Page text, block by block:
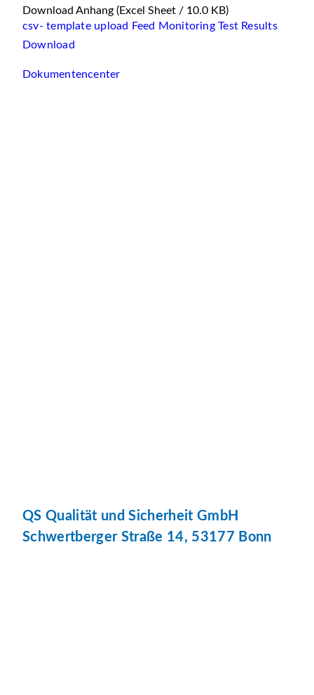
Download Anhang (Excel Sheet / 10.0 KB)
csv- template upload Feed Monitoring Test Results
Download
Dokumentencenter
QS Qualität und Sicherheit GmbH
Schwertberger Straße 14, 53177 Bonn